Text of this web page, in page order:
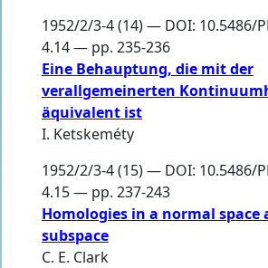
1952/2/3-4 (14) — DOI: 10.5486/
4.14 — pp. 235-236
Eine Behauptung, die mit der
verallgemeinerten
äquivalent ist
I. Ketskeméty
1952/2/3-4 (15) — DOI: 10.5486/
4.15 — pp. 237-243
Homologies in a normal space
subspace
C. E. Clark